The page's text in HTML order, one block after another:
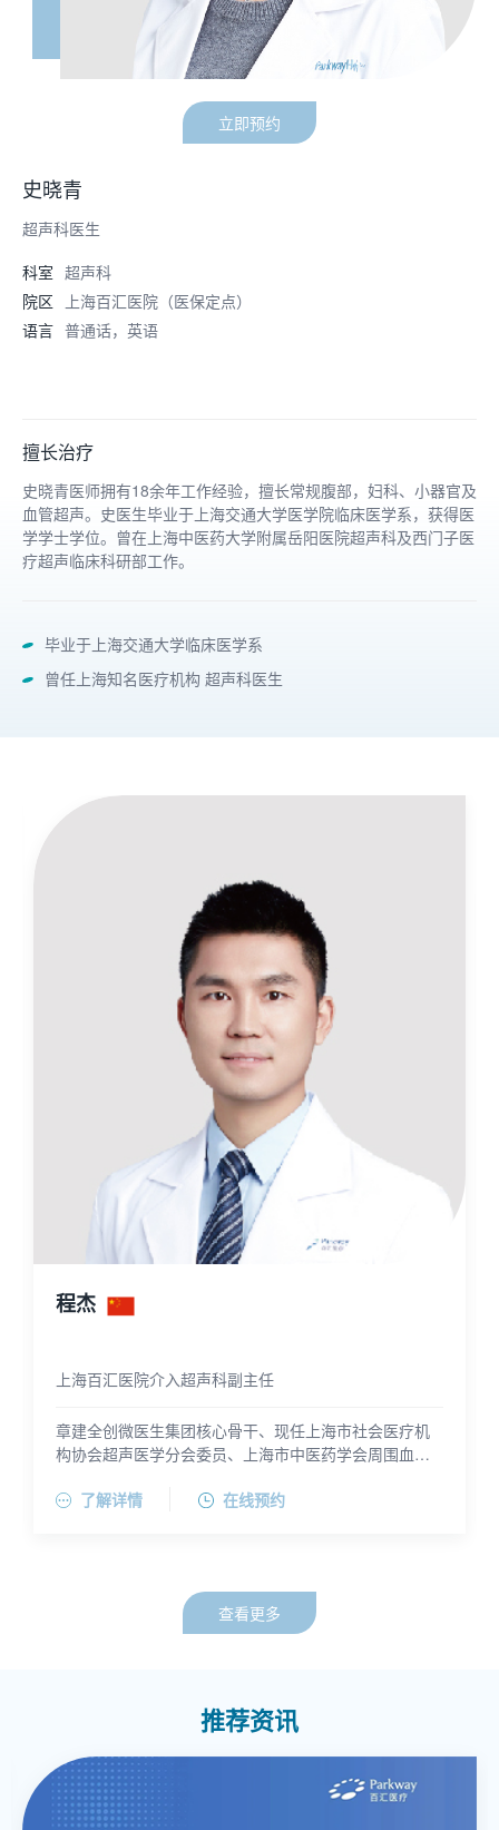
立即预约
史晓青
超声科医生
科室 超声科
院区
上海百汇医院（医保定点）
语言 普通话，英语
擅长治疗
史晓青医师拥有18余年工作经验，擅长常规腹部，妇科、小器官及
血管超声。史医生毕业于上海交通大学医学院临床医学系，获得医
学学士学位。曾在上海中医药大学附属岳阳医院超声科及西门子医
疗超声临床科研部工作。
毕业于上海交通大学临床医学系
曾任上海知名医疗机构 超声科医生
程杰
上海百汇医院介入超声科副主任
章建全创微医生集团核心骨干、现任上海市社会医疗机
构协会超声医学分会委员、上海市中医药学会周围血管
抽液硬化治疗，以及甲状腺、乳腺、肝脏、肾脏实体肿
了解详情 在线预约
查看更多
推荐资讯